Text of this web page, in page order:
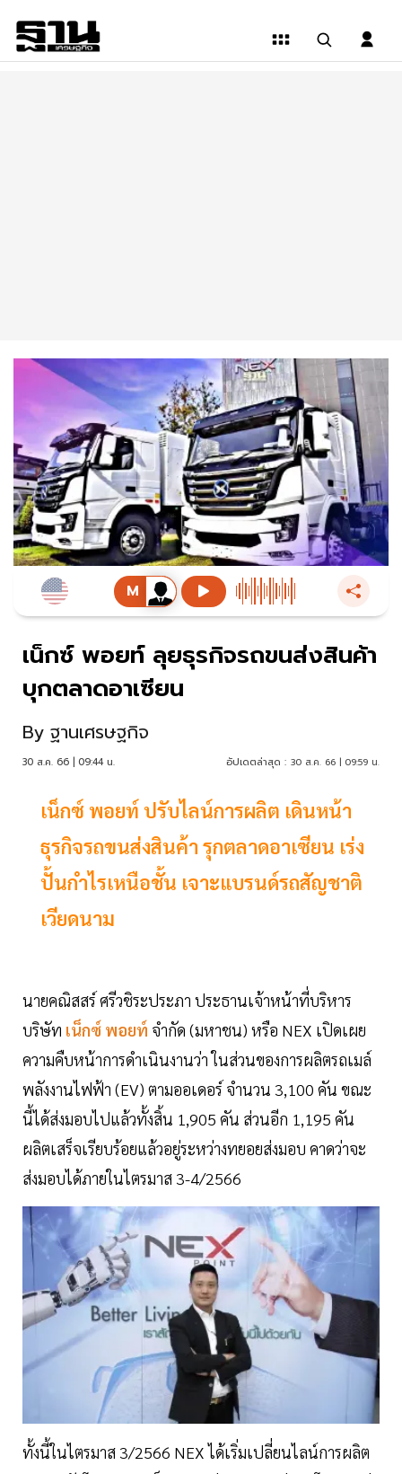
เน็กซ์ พอยท์ ลุยธุรกิจรถขนส่งสินค้า
บุกตลาดอาเซียน
By ฐานเศรษฐกิจ
30 ส.ค. 66 | 09:44 น. อัปเดตล่าสุด : 30 ส.ค. 66 | 09:59 น.
เน็กซ์ พอยท์ ปรับไลน์การผลิต เดินหน้า
ธุรกิจรถขนส่งสินค้า รุกตลาดอาเซียน เร่ง
ปั้นกำไรเหนือชั้น เจาะแบรนด์รถสัญชาติ
เวียดนาม
นายคณิสสร์ ศรีวชิระประภา ประธานเจ้าหน้าที่บริหาร
บริษัท เน็กซ์ พอยท์ จำกัด (มหาชน) หรือ NEX เปิดเผย
ความคืบหน้าการดำเนินงานว่า ในส่วนของการผลิตรถเมล์
พลังงานไฟฟ้า (EV) ตามออเดอร์ จำนวน 3,100 คัน ขณะ
นี้ได้ส่งมอบไปแล้วทั้งสิ้น 1,905 คัน ส่วนอีก 1,195 คัน
ผลิตเสร็จเรียบร้อยแล้วอยู่ระหว่างทยอยส่งมอบ คาดว่าจะ
ส่งมอบได้ภายในไตรมาส 3-4/2566
ทั้งนี้ในไตรมาส 3/2566 NEX ได้เริ่มเปลี่ยนไลน์การผลิต